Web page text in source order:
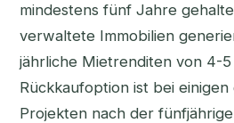
mindestens fünf Jahre
verwaltete Immobilien
jährliche Mietrenditen von 4-
Rückkaufoption ist bei
Projekten nach der